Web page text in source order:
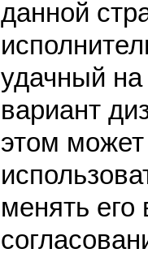
данной
удачный
вариант
этом может
менять его